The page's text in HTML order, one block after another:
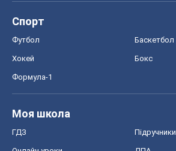
Спорт
Футбол Баскетбол
Хокей Бокс
Формула-1
Моя школа
ГДЗ Підручники